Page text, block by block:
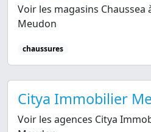
Voir les magasins Chaussea
Meudon
chaussures
Citya Immobilier
Voir les agences Citya